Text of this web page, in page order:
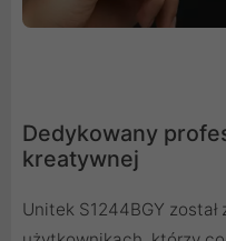
Dedykowany
kreatywnej
Unitek S1244BGY